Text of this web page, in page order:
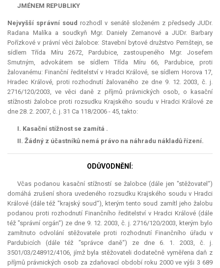
JMÉNEM REPUBLIKY
Nejvyšší správní soud rozhodl v senátě složeném z předsedy JUDr.
Radana Malíka a soudkyň Mgr. Daniely Zemanové a JUDr. Barbary
Pořízkové v právní věci žalobce: Stavební bytové družstvo Pernštejn, se
sídlem Třída Míru 2672, Pardubice, zastoupeného Mgr. Josefem
Smutným, advokátem se sídlem Třída Míru 66, Pardubice, proti
žalovanému: Finanční ředitelství v Hradci Králové, se sídlem Horova 17,
Hradec Králové, proti rozhodnutí žalovaného ze dne 9. 12. 2003, č. j.
2716/120/2003, ve věci daně z příjmů právnických osob, o kasační
stížnosti žalobce proti rozsudku Krajského soudu v Hradci Králové ze
dne 28. 2. 2007, č. j. 31 Ca 118/2006 - 45, takto:
I. Kasační stížnost se zamítá .
II. Žádný z účastníků nemá právo na náhradu nákladů řízení.
ODŮVODNĚNÍ:
Včas podanou kasační stížností se žalobce (dále jen "stěžovatel“)
domáhá zrušení shora uvedeného rozsudku Krajského soudu v Hradci
Králové (dále též "krajský soud“), kterým tento soud zamítl jeho žalobu
podanou proti rozhodnutí Finančního ředitelství v Hradci Králové (dále
též "správní orgán“) ze dne 9. 12. 2003, č. j. 2716/120/2003, kterým bylo
zamítnuto odvolání stěžovatele proti rozhodnutí Finančního úřadu v
Pardubicích (dále též "správce daně“) ze dne 6. 1. 2003, č. j.
3501/03/248912/4106, jímž byla stěžovateli dodatečně vyměřena daň z
příjmů právnických osob za zdaňovací období roku 2000 ve výši 3 689